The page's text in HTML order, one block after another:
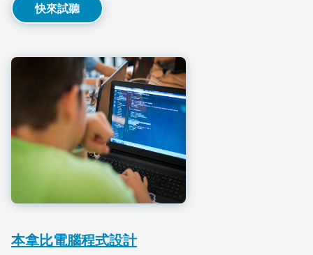
快來試聽
本拿比電腦程式設計